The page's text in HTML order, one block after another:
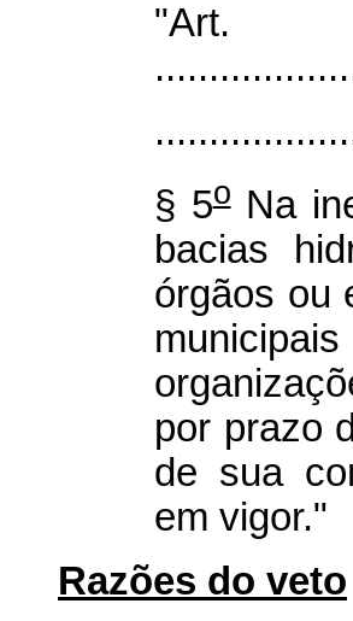
§ 5oNa
bacias
órgãos ou
por prazo
de sua
em vigor."
Razões do veto